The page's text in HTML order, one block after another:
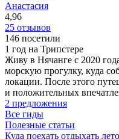
Анастасия
4,96
25 отзывов
146 посетили
1 год на Трипстере
Живу в Нячанге с 2020
морскую прогулку, куда
локации. После этого
и положительных
2 предложения
Все гиды
Полезные статьи
Куда поехать отдыхать